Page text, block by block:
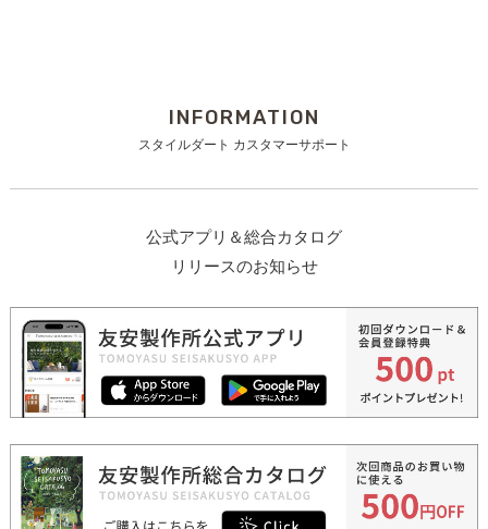
INFORMATION
スタイルダート カスタマーサポート
公式アプリ＆総合カタログ
リリースのお知らせ